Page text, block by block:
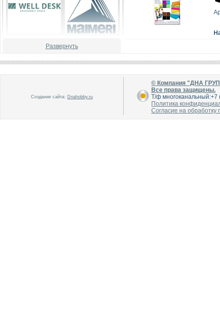
О производителе
В каталог
О производителе
Развернуть
Создание сайта: Dnahobby.ru
© Компания "ДНА
Все права защищены.
Т/ф
Политика
Согласие на